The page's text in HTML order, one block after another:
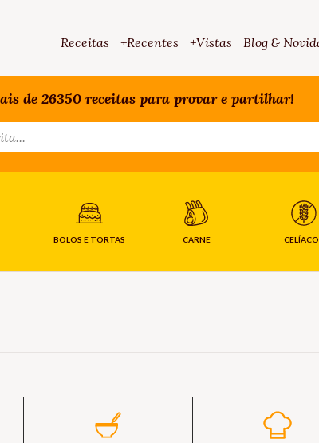
Receitas +Recentes +Vistas Blog &
de 26350 receitas para provar e partilhar!
BOLOS E TORTAS CARNE